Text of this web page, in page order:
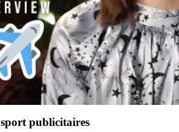
publicitaires